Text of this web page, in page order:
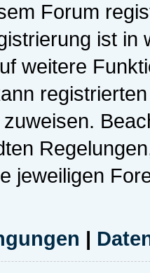
Forum
ist in
weitere
jeweiligen
|